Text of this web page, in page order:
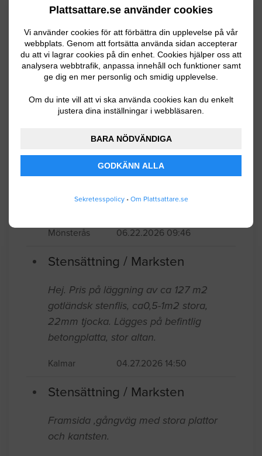
Plattsattare.se använder cookies
Vi använder cookies för att förbättra din upplevelse på vår
webbplats. Genom att fortsätta använda sidan accepterar
du att vi lagrar cookies på din enhet. Cookies hjälper oss att
analysera webbtrafik, anpassa innehåll och funktioner samt
ge dig en mer personlig och smidig upplevelse.
Om du inte vill att vi ska använda cookies kan du enkelt
justera dina inställningar i webbläsaren.
BARA NÖDVÄNDIGA
GODKÄNN ALLA
Sekretesspolicy• Om Plattsattare.se
Senaste förfrågningar
Murning / Plattsättning
golv, ca 20 m³. Helrenovering av
Plattsättning och kakel
Gångplattor till en ingång
Mönsterås 06.22.2026 09:46
Stensättning / Marksten
Hej. Pris på läggning av ca 127 m2
gotländsk stenflis, ca0,5-1m2 stora,
22mm tjocka. Lägges på befintlig
betongplatta, stor altan.
Kalmar 04.27.2026 14:50
Stensättning / Marksten
Framsida ,gångväg med stora plattor
och kantsten.